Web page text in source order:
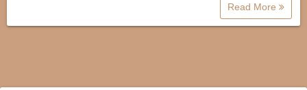
Read More